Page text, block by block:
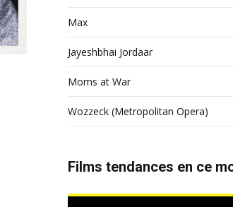
Max
Jayeshbhai Jordaar
Moms at War
Wozzeck (Metropolitan Opera)
Films tendances en ce